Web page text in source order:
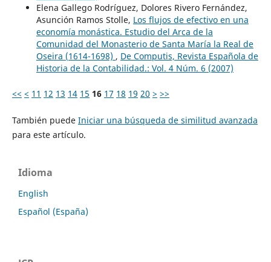
Elena Gallego Rodríguez, Dolores Rivero Fernández,
Asunción Ramos Stolle, Los flujos de efectivo en una
economía monástica. Estudio del Arca de la
Comunidad del Monasterio de Santa María la Real de
Oseira (1614-1698) , De Computis, Revista Española de
Historia de la Contabilidad.: Vol. 4 Núm. 6 (2007)
<< < 11 12 13 14 15 16 17 18 19 20 > >>
También puede Iniciar una búsqueda de similitud avanzada
para este artículo.
Idioma
English
Español (España)